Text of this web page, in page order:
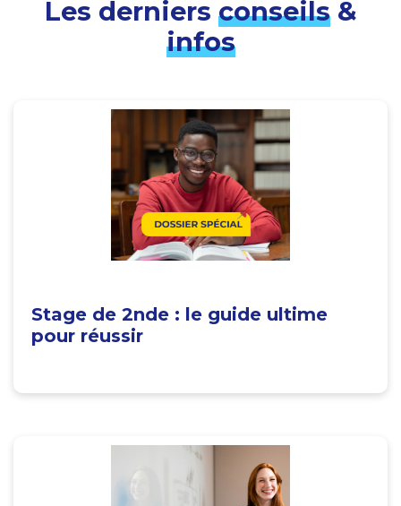
Les derniers conseils&
infos
Stage de 2nde : le guide ultime
pour réussir